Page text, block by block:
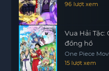
96 lượt xem
Vua Hải
đồng hồ
One Piece
Daibouken,
Bouken, One
15 lượt xem